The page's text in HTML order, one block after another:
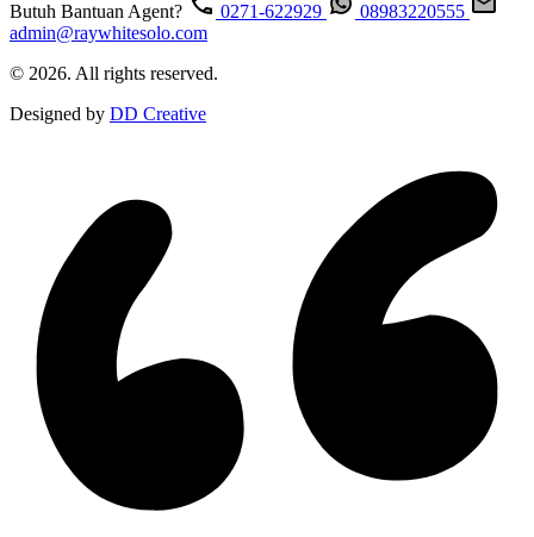
Butuh Bantuan Agent?
0271-622929
08983220555
admin@raywhitesolo.com
© 2026. All rights reserved.
Designed by DD Creative